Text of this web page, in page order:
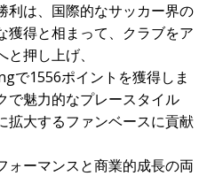
利は、国際的なサッカー界の
獲得と相まって、クラブをア
押し上げ、
で1556ポイントを獲得しま
で魅力的なプレースタイル
拡大するファンベースに貢献
ォーマンスと商業的成長の両